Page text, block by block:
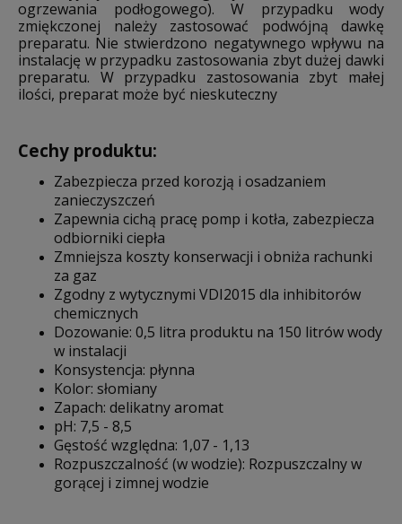
ogrzewania podłogowego). W przypadku wody
zmiękczonej należy zastosować podwójną dawkę
preparatu. Nie stwierdzono negatywnego wpływu na
instalację w przypadku zastosowania zbyt dużej dawki
preparatu. W przypadku zastosowania zbyt małej
ilości, preparat może być nieskuteczny
Cechy produktu:
Zabezpiecza przed korozją i osadzaniem
zanieczyszczeń
Zapewnia cichą pracę pomp i kotła, zabezpiecza
odbiorniki ciepła
Zmniejsza koszty konserwacji i obniża rachunki
za gaz
Zgodny z wytycznymi VDI2015 dla inhibitorów
chemicznych
Dozowanie: 0,5 litra produktu na 150 litrów wody
w instalacji
Konsystencja: płynna
Kolor: słomiany
Zapach: delikatny aromat
pH: 7,5 - 8,5
Gęstość względna: 1,07 - 1,13
Rozpuszczalność (w wodzie): Rozpuszczalny w
gorącej i zimnej wodzie